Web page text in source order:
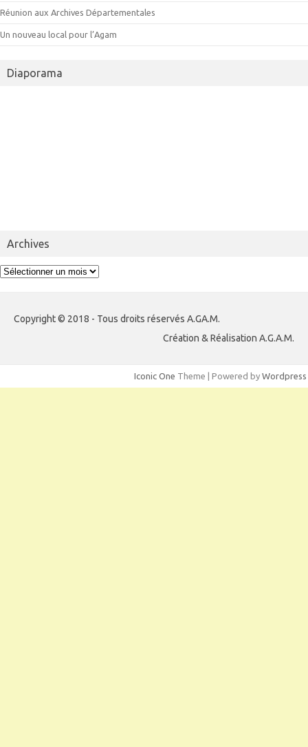
Réunion aux Archives Départementales
Un nouveau local pour l’Agam
Diaporama
Archives
Archives
Copyright © 2018 - Tous droits réservés A.GA.M.
Création & Réalisation A.G.A.M.
Iconic One Theme | Powered by Wordpress